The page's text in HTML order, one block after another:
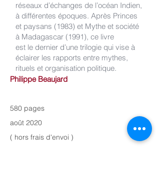
réseaux d’échanges de l’océan Indien,
à différentes époques. Après Princes
et paysans (1983) et Mythe et société
à Madagascar (1991), ce livre
est le dernier d’une trilogie qui vise à
éclairer les rapports entre mythes,
rituels et organisation politique.
Philippe Beaujard
580 pages
août 2020
( hors frais d'envoi )